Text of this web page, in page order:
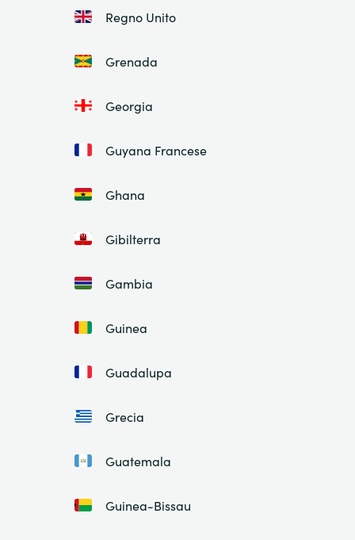
Regno Unito
Grenada
Georgia
Guyana Francese
Ghana
Gibilterra
Gambia
Guinea
Guadalupa
Grecia
Guatemala
Guinea-Bissau